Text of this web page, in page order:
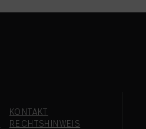
KONTAKT
RECHTSHINWEIS